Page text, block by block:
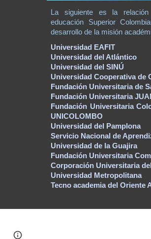
La siguiente es la
educación Superior
desarrollo de la misión
Universidad EAFIT
Universidad del Atlántico
Universidad del SINÚ
Universidad Cooperativa de
Fundación Universitaria de
Fundación Universitaria
Fundación Universitaria
UNICOLOMBO
Universidad del Pamplona
Servicio Nacional de
Universidad de la Guajira
Fundación Universitaria
Corporación Universitaria
Universidad Metropolitana
Tecno academia del Oriente